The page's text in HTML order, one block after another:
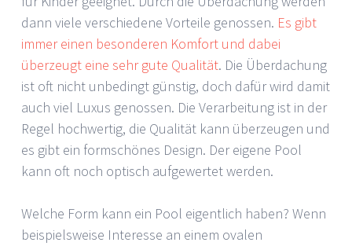
dann viele verschiedene Vorteile genossen. Es gibt
immer einen besonderen Komfort und dabei
überzeugt eine sehr gute Qualität. Die Überdachung
ist oft nicht unbedingt günstig, doch dafür wird damit
auch viel Luxus genossen. Die Verarbeitung ist in der
Regel hochwertig, die Qualität kann überzeugen und
es gibt ein formschönes Design. Der eigene Pool
kann oft noch optisch aufgewertet werden.
Welche Form kann ein Pool eigentlich haben? Wenn
beispielsweise Interesse an einem ovalen